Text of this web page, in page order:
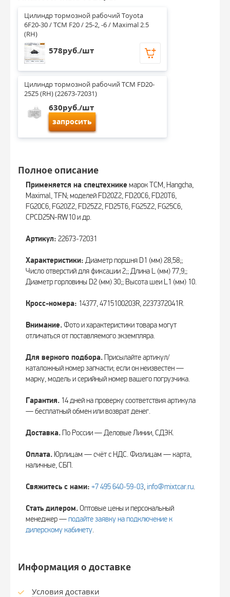
Цилиндр тормозной рабочий Toyota
6F20-30 / TCM F20 / 25-2, -6 / Maximal 2.5
(RH)
578руб./шт
Цилиндр тормозной рабочий TCM FD20-
25Z5 (RH) (22673-72031)
630руб./шт
запросить
Полное описание
Применяется на спецтехнике марок TCM, Hangcha,
Maximal, TFN; моделей FD20Z2, FD20C6, FD20T6,
FG20C6, FG20Z2, FD25Z2, FD25T6, FG25Z2, FG25C6,
CPCD25N-RW10 и др.
Артикул: 22673‑72031
Характеристики: Диаметр поршня D1 (мм) 28,58;;
Число отверстий для фиксации 2;; Длина L (мм) 77,9;;
Диаметр горловины D2 (мм) 30;; Высота шеи L1 (мм) 10.
Кросс-номера: 14377, 4715100203R, 2237372041R.
Внимание.Фото и характеристики товара могут
отличаться от поставляемого экземпляра.
Для верного подбора.Присылайте артикул/
каталожный номер запчасти; если он неизвестен —
марку, модель и серийный номер вашего погрузчика.
Гарантия. 14 дней на проверку соответствия артикула
— бесплатный обмен или возврат денег.
Доставка.По России — Деловые Линии, СДЭК.
Оплата. Юрлицам — счёт с НДС. Физлицам — карта,
наличные, СБП.
Свяжитесь с нами: +7 495 640‑59‑03, info@mixtcar.ru.
Стать дилером.Оптовые цены и персональный
менеджер —подайте заявку на подключение к
дилерскому кабинету.
Информация о доставке
Условия доставки